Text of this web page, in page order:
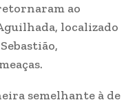
ao
localizado
semelhante à de